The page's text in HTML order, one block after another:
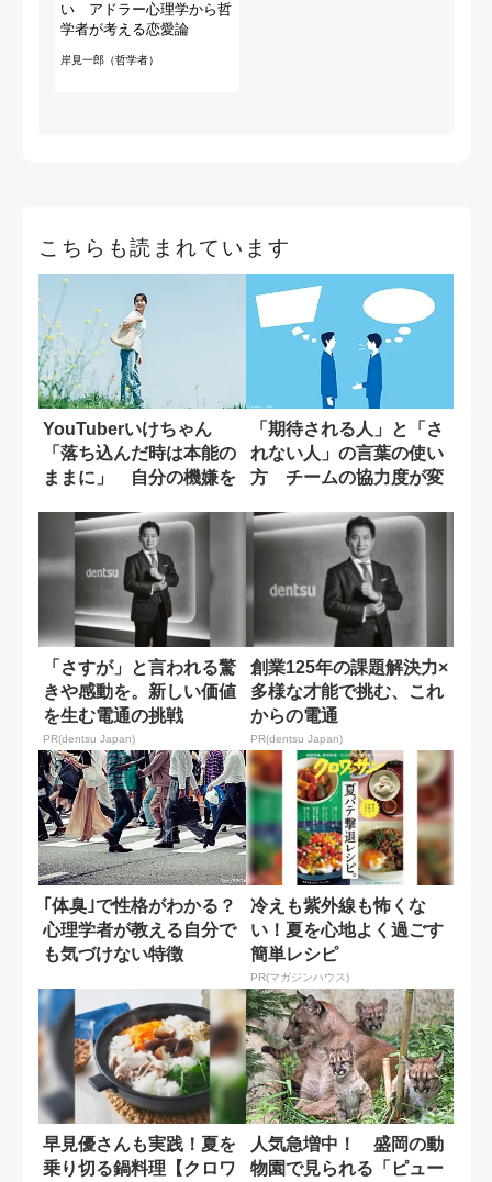
い アドラー心理学から哲
学者が考える恋愛論
岸見一郎（哲学者）
こちらも読まれています
YouTuberいけちゃん
「落ち込んだ時は本能の
ままに」 自分の機嫌を
「期待される人」と「さ
れない人」の言葉の使い
方 チームの協力度が変
「さすが」と言われる驚
きや感動を。新しい価値
を生む電通の挑戦
PR(dentsu Japan)
創業125年の課題解決力×
多様な才能で挑む、これ
からの電通
PR(dentsu Japan)
｢体臭｣で性格がわかる？
心理学者が教える自分で
も気づけない特徴
冷えも紫外線も怖くな
い！夏を心地よく過ごす
簡単レシピ
PR(マガジンハウス)
早見優さんも実践！夏を
乗り切る鍋料理【クロワ
人気急増中！ 盛岡の動
物園で見られる「ピュー